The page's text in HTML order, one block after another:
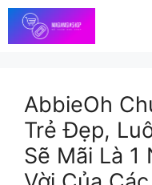
Skip
to
content
AbbieOh
Trẻ Đẹp,
Sẽ Mãi Là 1